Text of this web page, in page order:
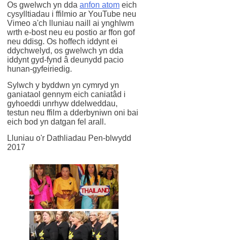
Os gwelwch yn dda anfon atom eich
cysylltiadau i ffilmio ar YouTube neu
Vimeo a'ch lluniau naill ai ynghlwm
wrth e-bost neu eu postio ar ffon gof
neu ddisg. Os hoffech iddynt ei
ddychwelyd, os gwelwch yn dda
iddynt gyd-fynd â deunydd pacio
hunan-gyfeiriedig.
Sylwch y byddwn yn cymryd yn
ganiataol gennym eich caniatâd i
gyhoeddi unrhyw ddelweddau,
testun neu ffilm a dderbyniwn oni bai
eich bod yn datgan fel arall.
Lluniau o'r Dathliadau Pen-blwydd
2017